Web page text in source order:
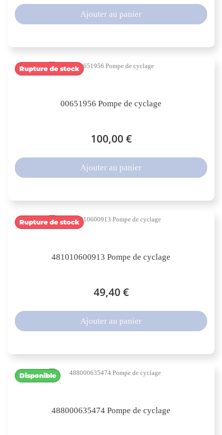
Ajouter au panier
00651956 Pompe de cyclage
100,00 €
Rupture de stock
Ajouter au panier
481010600913 Pompe de cyclage
49,40 €
Rupture de stock
Ajouter au panier
488000635474 Pompe de cyclage
Disponible